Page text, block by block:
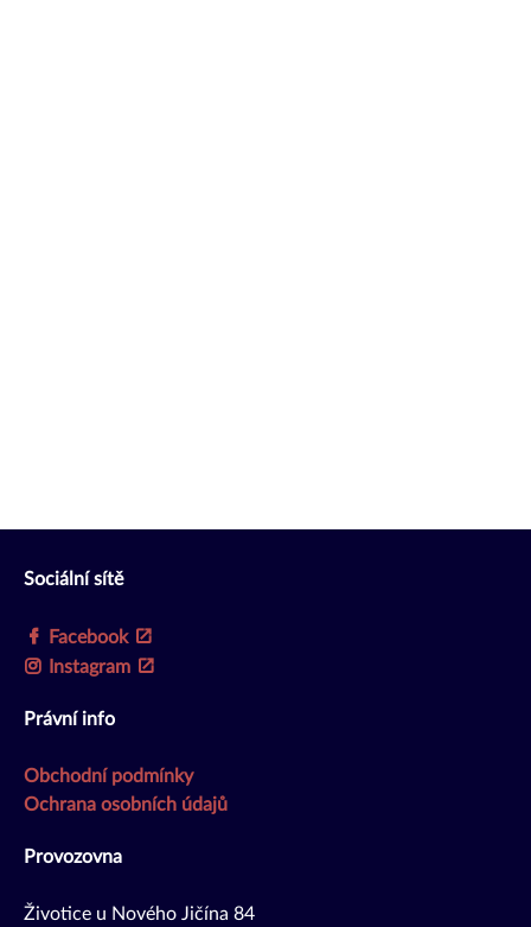
Sociální sítě
Facebook
Instagram
Právní info
Obchodní podmínky
Ochrana osobních údajů
Provozovna
Životice u Nového Jičína 84